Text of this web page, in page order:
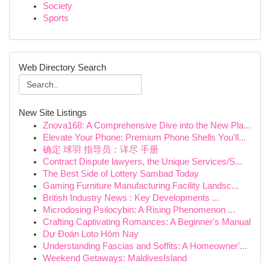
Society
Sports
Web Directory Search
New Site Listings
Znova168: A Comprehensive Dive into the New Pla...
Elevate Your Phone: Premium Phone Shells You'll...
确定 球羽 指导员：详尽 手册
Contract Dispute lawyers, the Unique Services/S...
The Best Side of Lottery Sambad Today
Gaming Furniture Manufacturing Facility Landsc...
British Industry News : Key Developments ...
Microdosing Psilocybin: A Rising Phenomenon ...
Crafting Captivating Romances: A Beginner's Manual
Dự Đoán Loto Hôm Nay
Understanding Fascias and Soffits: A Homeowner'...
Weekend Getaways: MaldivesIsland